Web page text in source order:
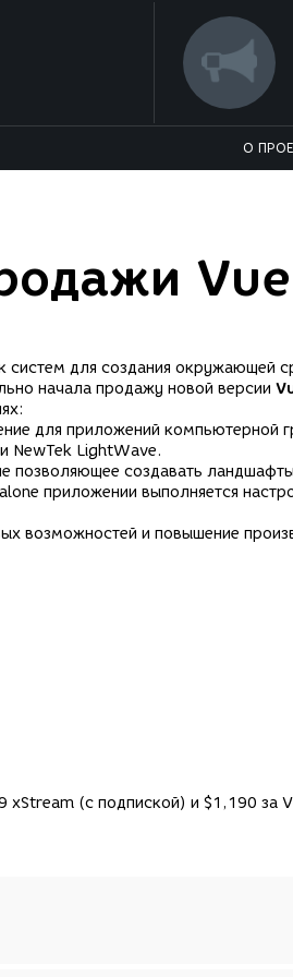
О
систем для создания окружающей
начала продажу новой версии
для приложений компьютерной
NewTek LightWave.
позволяющее создавать
приложении выполняется
возможностей и повышение
xStream (с подпиской) и $1,190 за